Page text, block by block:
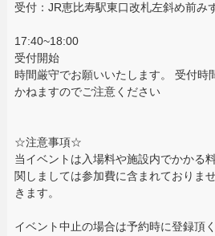
受付：JR恵比寿駅東口改札左斜め前み
17:40~18:00
受付開始
時間厳守でお願いいたします。 受付時
かねますのでご注意ください
☆注意事項☆
当イベントは入場料や施設内でかかる
関しましては参加費に含まれておりま
きます。
イベント中止の場合は予約時に登録頂